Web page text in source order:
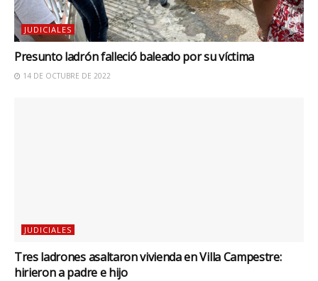
JUDICIALES
Presunto ladrón falleció baleado por su víctima
14 DE OCTUBRE DE 2022
JUDICIALES
Tres ladrones asaltaron vivienda en Villa Campestre:
hirieron a padre e hijo